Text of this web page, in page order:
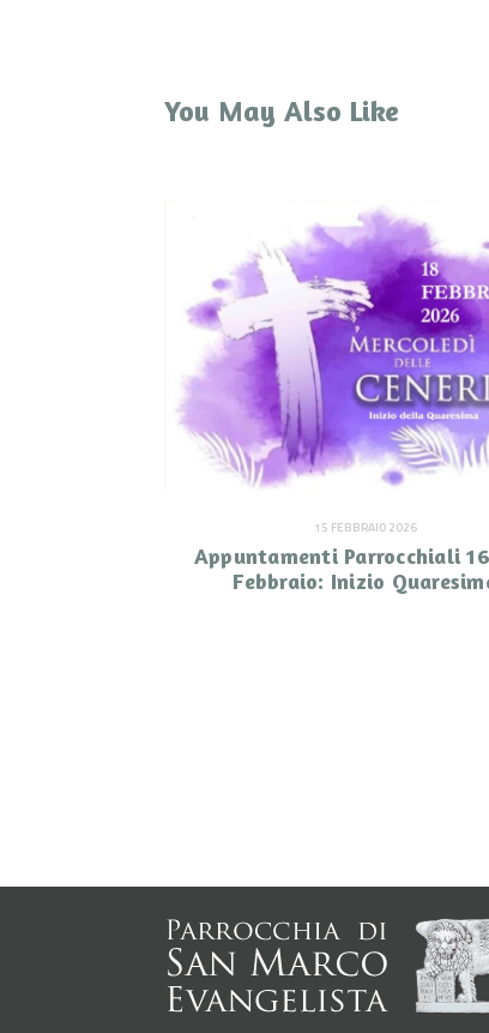
You May Also Like
15 FEBBRAIO 2026
Appuntamenti Parrocchiali
Febbraio: Inizio